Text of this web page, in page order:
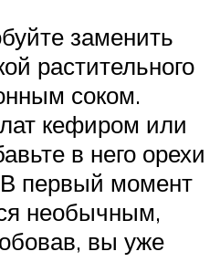
заменить
растительного
соком.
кефиром или
в него орехи
первый момент
необычным,
вы уже